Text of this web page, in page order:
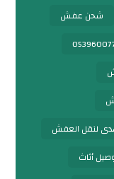
شحن عفش
لنقل العفش
أثاث